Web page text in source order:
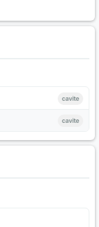
cavite
cavite